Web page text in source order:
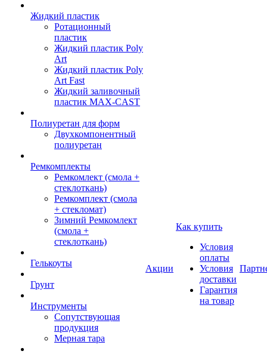
Жидкий пластик
Ротационный
пластик
Жидкий пластик Poly
Art
Жидкий пластик Poly
Art Fast
Жидкий заливочный
пластик MAX-CAST
Полиуретан для форм
Двухкомпонентный
полиуретан
Ремкомплекты
Ремкомлект (смола +
стеклоткань)
Ремкомплект (смола
+ стекломат)
Зимний Ремкомлект
(смола +
стеклоткань)
Гелькоуты
Грунт
Инструменты
Сопутствующая
продукция
Мерная тара
Акции
Как купить
Условия
оплаты
Условия
доставки
Гарантия
на товар